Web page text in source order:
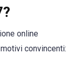
online
convincenti: